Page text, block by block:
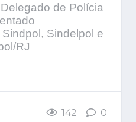
de Polícia
Sindelpol e
RJ
142 0